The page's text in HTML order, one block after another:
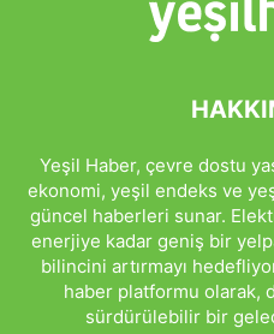
Yeşil Haber, çevre dostu
ekonomi, yeşil endeks ve
güncel haberleri sunar.
enerjiye kadar geniş bir
bilincini artırmayı
haber platformu olarak,
sürdürülebilir bir